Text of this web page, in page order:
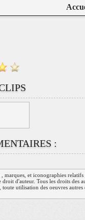
:
marques, et iconographies
droit d'auteur. Tous les droits des
toute utilisation des oeuvres